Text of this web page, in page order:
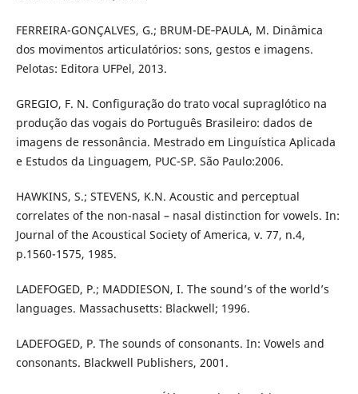
FERREIRA-GONÇALVES, G.; BRUM-DE‐PAULA, M. Dinâmica
dos movimentos articulatórios: sons, gestos e imagens.
Pelotas: Editora UFPel, 2013.
GREGIO, F. N. Configuração do trato vocal supraglótico na
produção das vogais do Português Brasileiro: dados de
imagens de ressonância. Mestrado em Linguística Aplicada
e Estudos da Linguagem, PUC-SP. São Paulo:2006.
HAWKINS, S.; STEVENS, K.N. Acoustic and perceptual
correlates of the non-nasal – nasal distinction for vowels. In:
Journal of the Acoustical Society of America, v. 77, n.4,
p.1560-1575, 1985.
LADEFOGED, P.; MADDIESON, I. The sound’s of the world’s
languages. Massachusetts: Blackwell; 1996.
LADEFOGED, P. The sounds of consonants. In: Vowels and
consonants. Blackwell Publishers, 2001.